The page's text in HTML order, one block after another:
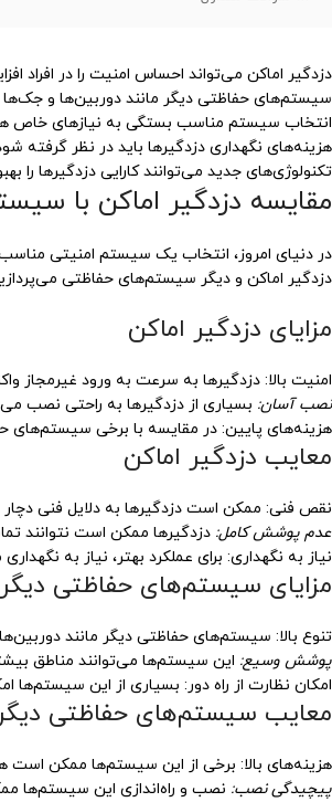
دزدگیر اماکن می‌تواند احساس امنیت را در افراد
سیستم‌های حفاظتی دیگر مانند دوربین‌ها و
انتخاب سیستم مناسب بستگی به نیازهای خاص هر
هزینه‌های نگهداری دزدگیرها باید در نظر گرفته
تکنولوژی‌های جدید می‌توانند کارایی دزدگیرها را
مقایسه دزدگیر اماکن با
در دنیای امروز، انتخاب یک سیستم امنیتی
دزدگیر اماکن و دیگر سیستم‌های حفاظتی
مزایای دزدگیر اماکن
امنیت بالا: دزدگیرها به سرعت به ورود غیرمجاز
نصب آسان: بسیاری از دزدگیرها به راحتی نصب
هزینه‌های پایین: در مقایسه با برخی سیستم‌های
معایب دزدگیر اماکن
نقص فنی: ممکن است دزدگیرها به دلایل فنی
عدم پوشش کامل: دزدگیرها ممکن است نتوانند
نیاز به نگهداری: برای عملکرد بهتر، نیاز به
مزایای سیستم‌های حفاظتی دیگر
تنوع بالا: سیستم‌های حفاظتی دیگر مانند
پوشش وسیع: این سیستم‌ها می‌توانند مناطق
امکان نظارت از راه دور: بسیاری از این سیستم‌ها
معایب سیستم‌های حفاظتی
هزینه‌های بالا: برخی از این سیستم‌ها ممکن است
پیچیدگی نصب: نصب و راه‌اندازی این سیستم‌ها